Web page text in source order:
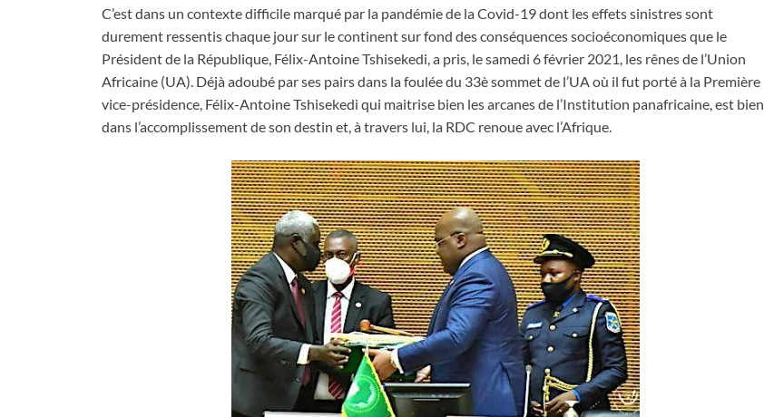
C’est dans un contexte difficile marqué par la pandémie de la Covid-19 dont les effets sinistres sont
durement ressentis chaque jour sur le continent sur fond des conséquences socioéconomiques que le
Président de la République, Félix-Antoine Tshisekedi, a pris, le samedi 6 février 2021, les rênes de l’Union
Africaine (UA). Déjà adoubé par ses pairs dans la foulée du 33è sommet de l’UA où il fut porté à la Première
vice-présidence, Félix-Antoine Tshisekedi qui maitrise bien les arcanes de l’Institution panafricaine, est bien
dans l’accomplissement de son destin et, à travers lui, la RDC renoue avec l’Afrique.